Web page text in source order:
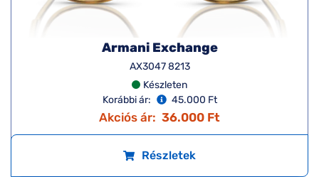
Armani Exchange
AX3047 8213
Készleten
Korábbi ár:
45.000 Ft
Akciós ár: 36.000 Ft
Részletek